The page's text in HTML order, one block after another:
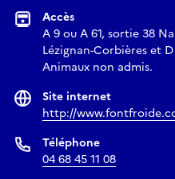
Accès
A 9 ou A 61, sortie 38
Lézignan-Corbières et
Animaux non admis.
Site internet
http://
Téléphone
04 68 45 11 08